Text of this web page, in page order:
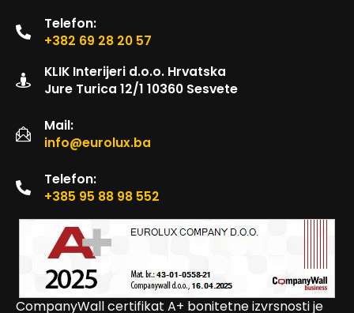
Telefon:
+382 69 28 20 57
KLIK Interijeri d.o.o. Hrvatska
Jure Turica 12/1 10360 Sesvete
Mail:
info@eurolux.ba
Telefon:
+385 95 88 98 552
CompanyWall certifikat A+ bonitetne izvrsnosti je